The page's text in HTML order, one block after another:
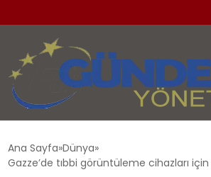
Ana Sayfa Dünya
Gazze’de tıbbi görüntüleme cihazları için